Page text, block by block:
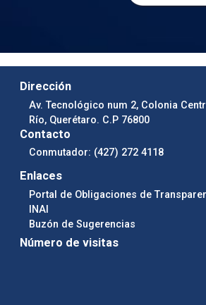
Dirección
Av. Tecnológico num 2, Colonia
Río, Querétaro. C.P 76800
Contacto
Conmutador: (427) 272 4118
Enlaces
Portal de Obligaciones de
INAI
Buzón de Sugerencias
Número de visitas